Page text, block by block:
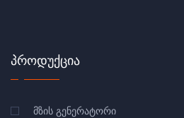
ᲞᲠᲝᲓᲣᲥᲪᲘᲐ
ᲛᲖᲘᲡ ᲒᲔᲜᲔᲠᲐᲢᲝᲠᲘ